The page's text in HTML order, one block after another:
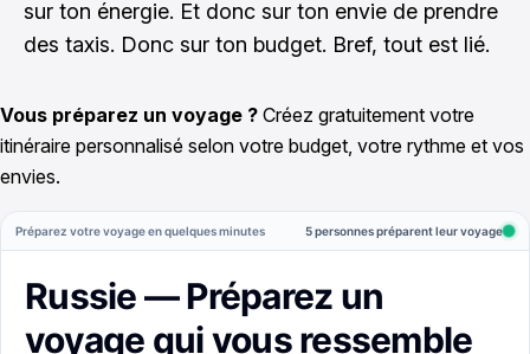
sur ton énergie. Et donc sur ton envie de prendre
des taxis. Donc sur ton budget. Bref, tout est lié.
Vous préparez un voyage ? Créez gratuitement votre
itinéraire personnalisé selon votre budget, votre rythme et vos
envies.